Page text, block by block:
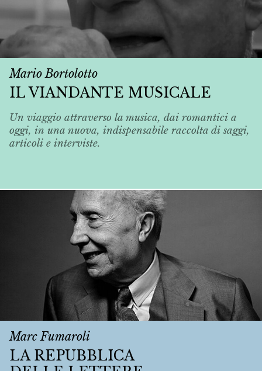
Mario Bortolotto
IL VIANDANTE MUSICALE
Un viaggio attraverso la musica, dai romantici a
oggi, in una nuova, indispensabile raccolta di saggi,
articoli e interviste.
Marc Fumaroli
LA REPUBBLICA